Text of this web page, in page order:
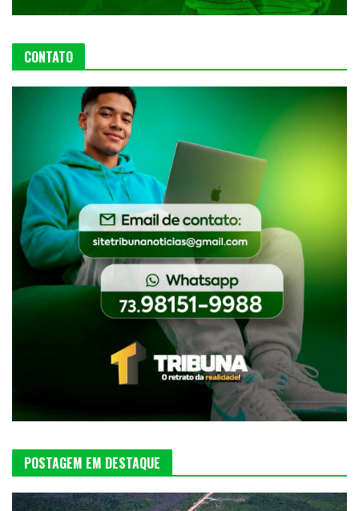
CONTATO
POSTAGEM EM DESTAQUE